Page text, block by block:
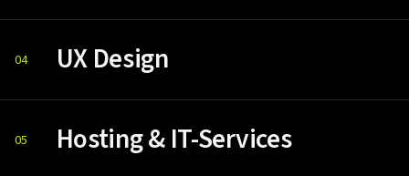
04 UX Design
05 Hosting & IT-Services